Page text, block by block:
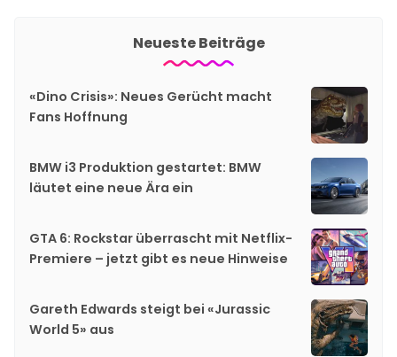
Neueste Beiträge
«Dino Crisis»: Neues Gerücht macht
Fans Hoffnung
BMW i3 Produktion gestartet: BMW
läutet eine neue Ära ein
GTA 6: Rockstar überrascht mit Netflix-
Premiere – jetzt gibt es neue Hinweise
Gareth Edwards steigt bei «Jurassic
World 5» aus